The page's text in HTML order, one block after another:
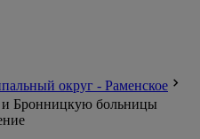
округ - Раменское
Бронницкую больницы